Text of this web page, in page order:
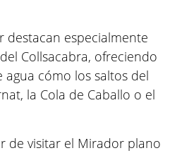
destacan especialmente
Collsacabra, ofreciendo
agua cómo los saltos del
la Cola de Caballo o el
de visitar el Mirador plano